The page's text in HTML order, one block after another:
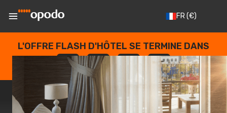
FR(€)
L'OFFRE FLASH D'HÔTEL SE TERMINE DANS
--
JOURS
: --
HEURES
: --
SECONDES